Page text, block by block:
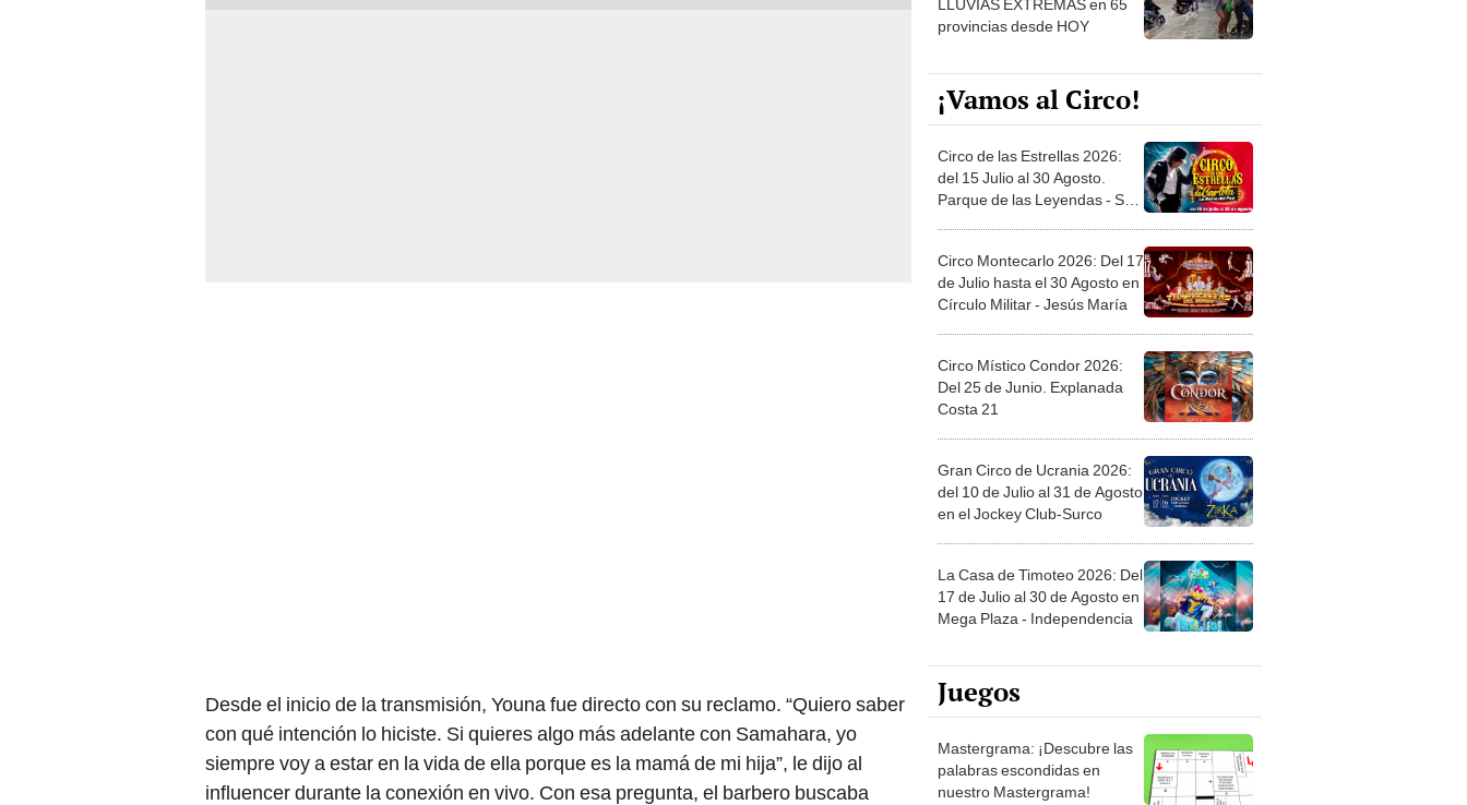
Desde el inicio de la transmisión, Youna fue directo con su reclamo. “Quiero saber
con qué intención lo hiciste. Si quieres algo más adelante con Samahara, yo
siempre voy a estar en la vida de ella porque es la mamá de mi hija”, le dijo al
influencer durante la conexión en vivo. Con esa pregunta, el barbero buscaba
LLUVIAS EXTREMAS en 65
provincias desde HOY
¡Vamos al Circo!
Circo de las Estrellas 2026:
del 15 Julio al 30 Agosto.
Parque de las Leyendas - San
Circo Montecarlo 2026: Del 17
de Julio hasta el 30 Agosto en
Círculo Militar - Jesús María
Circo Místico Condor 2026:
Del 25 de Junio. Explanada
Costa 21
Gran Circo de Ucrania 2026:
del 10 de Julio al 31 de Agosto
en el Jockey Club-Surco
La Casa de Timoteo 2026: Del
17 de Julio al 30 de Agosto en
Mega Plaza - Independencia
Juegos
Mastergrama: ¡Descubre las
palabras escondidas en
nuestro Mastergrama!